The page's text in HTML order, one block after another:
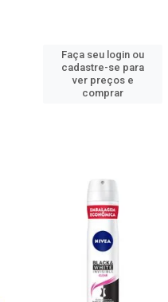
Faça seu login ou
cadastre-se para
ver preços e
comprar